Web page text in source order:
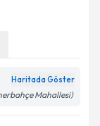
Haritada Göster
Mahallesi)